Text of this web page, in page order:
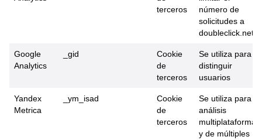
terceros
número de
solicitudes a
doubleclick.net
Google
Analytics
_gid
Cookie
de
terceros
Se utiliza para
distinguir
usuarios
Yandex
Metrica
_ym_isad
Cookie
de
terceros
Se utiliza para
análisis
multiplataforma
y de múltiples